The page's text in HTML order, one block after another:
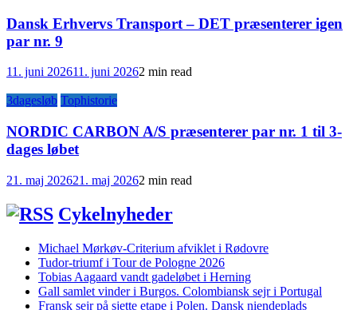
Dansk Erhvervs Transport – DET præsenterer igen
par nr. 9
11. juni 202611. juni 20262 min read
3dagesløb Tophistorie
NORDIC CARBON A/S præsenterer par nr. 1 til 3-
dages løbet
21. maj 202621. maj 20262 min read
Cykelnyheder
Michael Mørkøv-Criterium afviklet i Rødovre
Tudor-triumf i Tour de Pologne 2026
Tobias Aagaard vandt gadeløbet i Herning
Gall samlet vinder i Burgos. Colombiansk sejr i Portugal
Fransk sejr på sjette etape i Polen. Dansk niendeplads